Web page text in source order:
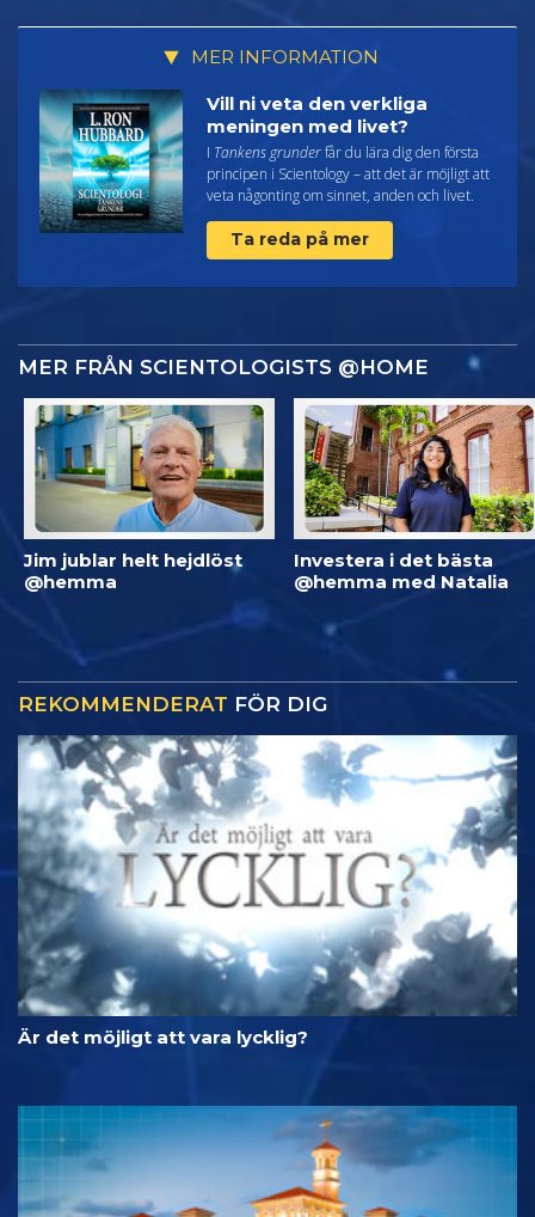
MER INFORMATION
Vill ni veta den verkliga
meningen med livet?
I Tankens grunderfår du lära dig den första
principen i Scientology – att det är möjligt att
veta någonting om sinnet, anden och livet.
Ta reda på mer
MER FRÅN SCIENTOLOGISTS @HOME
Jim jublar helt hejdlöst
@hemma
Investera i det bästa
@hemma med Natalia
REKOMMENDERAT FÖR DIG
Är det möjligt att vara lycklig?